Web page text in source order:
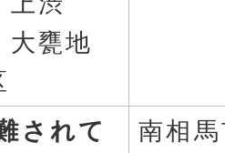
大甕地
されて
南相